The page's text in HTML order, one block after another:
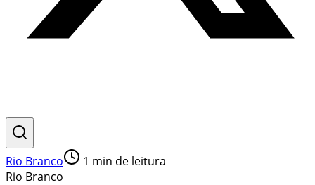
Rio Branco 1 min de leitura
Rio Branco